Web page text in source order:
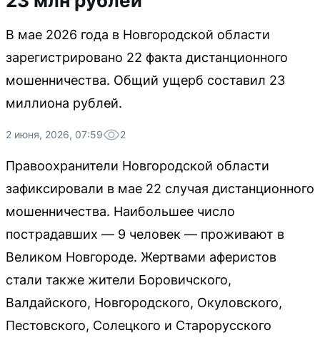
В мае 2026 года в Новгородской области
зарегистрировано 22 факта дистанционного
мошенничества. Общий ущерб составил 23
миллиона рублей.
2 июня, 2026, 07:59 2
Правоохранители Новгородской области
зафиксировали в мае 22 случая дистанционного
мошенничества. Наибольшее число
пострадавших — 9 человек — проживают в
Великом Новгороде. Жертвами аферистов
стали также жители Боровичского,
Валдайского, Новгородского, Окуловского,
Пестовского, Солецкого и Старорусского